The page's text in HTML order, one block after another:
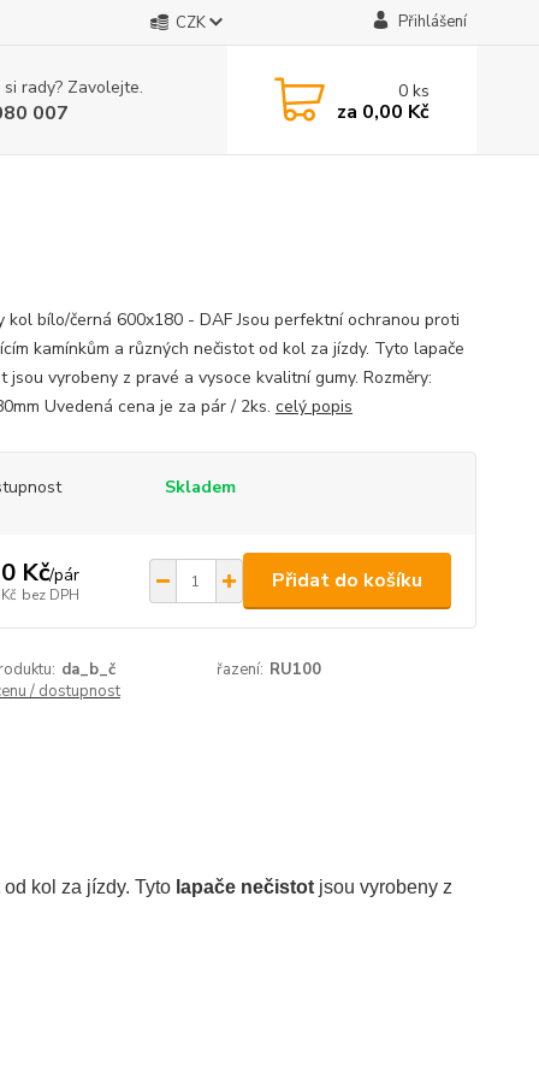
CZK Přihlášení
rady? Zavolejte.
007
0ks
za 0,00 Kč
kol bílo/černá 600x180 - DAF Jsou perfektní ochranou proti
kamínkům a různých nečistot od kol za jízdy. Tyto lapače
jsou vyrobeny z pravé a vysoce kvalitní gumy. Rozměry:
Uvedená cena je za pár / 2ks. celý popis
Skladem
Kč/pár
bez DPH
Přidat do košíku
da_b_č řazení: RU100
/ dostupnost
od kol za jízdy. Tyto lapače nečistotjsou vyrobeny z